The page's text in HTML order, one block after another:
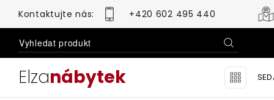
Kontaktujte nás: +420 602 495 440
Elzanábytek
Nabídka Křesla